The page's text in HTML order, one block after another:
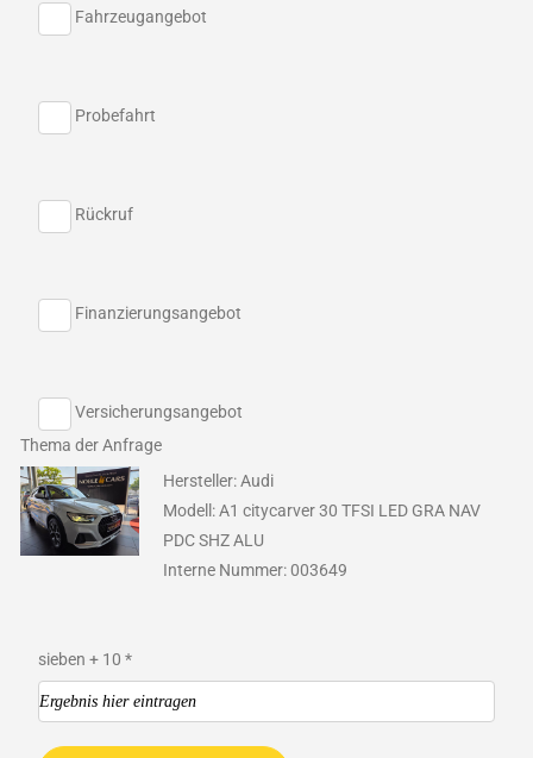
Fahrzeugangebot
Probefahrt
Rückruf
Finanzierungsangebot
Versicherungsangebot
Thema der Anfrage
Hersteller: Audi
Modell: A1 citycarver 30 TFSI LED GRA NAV
PDC SHZ ALU
Interne Nummer: 003649
sieben + 10 *